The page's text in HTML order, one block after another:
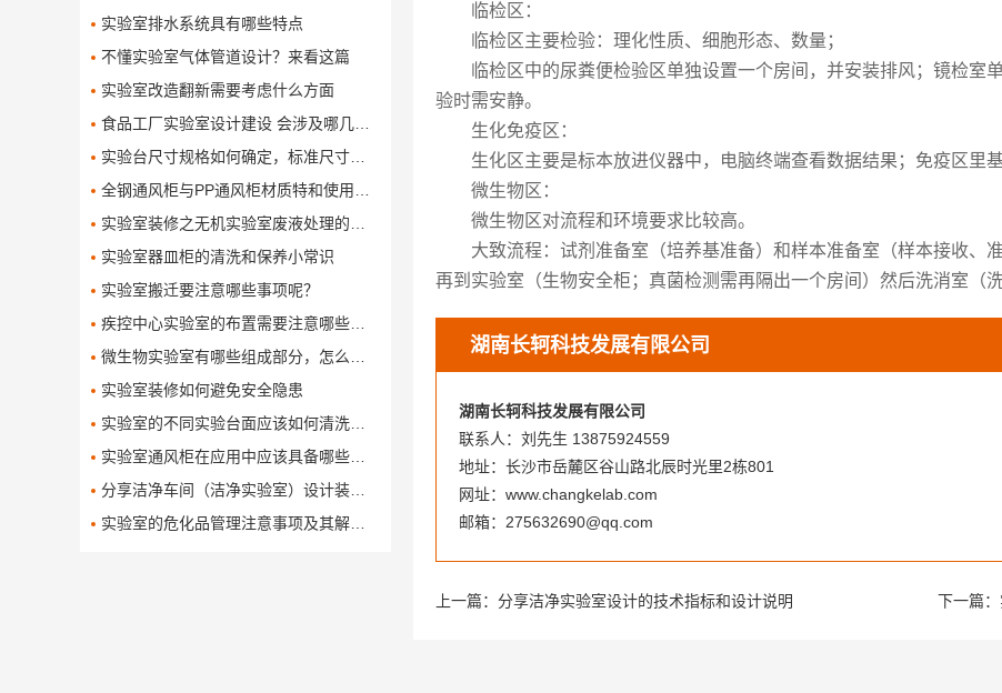
实验室排水系统具有哪些特点
不懂实验室气体管道设计？来看这篇
实验室改造翻新需要考虑什么方面
食品工厂实验室设计建设 会涉及哪几个要求
​实验台尺寸规格如何确定，标准尺寸是多少呢了
全钢通风柜与PP通风柜材质特和使用对比有哪些呢
实验室装修之无机实验室废液处理的方法
实验室器皿柜的清洗和保养小常识
实验室搬迁要注意哪些事项呢？
疾控中心实验室的布置需要注意哪些问题
微生物实验室有哪些组成部分，怎么设计和布局这些组成部分
实验室装修如何避免安全隐患
实验室的不同实验台面应该如何清洗保养
实验室通风柜在应用中应该具备哪些功能
分享洁净车间（洁净实验室）设计装修方案
实验室的危化品管理注意事项及其解决办法
临检区：
临检区主要检验：理化性质、细胞形态、数量；
临检区中的尿粪便检验区单独设置一个房间，并安装排风；镜检室
验时需安静。
生化免疫区：
生化区主要是标本放进仪器中，电脑终端查看数据结果；免疫区里
微生物区：
微生物区对流程和环境要求比较高。
大致流程：试剂准备室（培养基准备）和样本准备室（样本接收、
再到实验室（生物安全柜 ；真菌检测需再隔出一个房间）然后洗消室（
湖南长轲科技发展有限公司
湖南长轲科技发展有限公司
联系人：刘先生 13875924559
地址：长沙市岳麓区谷山路北辰时光里2栋801
网址：www.changkelab.com
邮箱：275632690@qq.com
上一篇： 分享洁净实验室设计的技术指标和设计说明 下一篇：